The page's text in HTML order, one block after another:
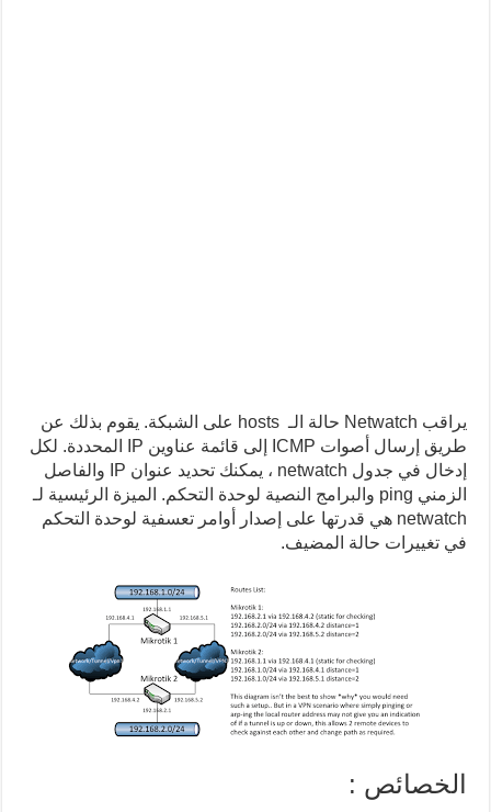
يراقب Netwatch حالة الـ hosts على الشبكة. يقوم بذلك عن
طريق إرسال أصوات ICMP إلى قائمة عناوين IP المحددة. لكل
إدخال في جدول netwatch ، يمكنك تحديد عنوان IP والفاصل
الزمني ping والبرامج النصية لوحدة التحكم. الميزة الرئيسية لـ
netwatch هي قدرتها على إصدار أوامر تعسفية لوحدة التحكم
في تغييرات حالة المضيف.
الخصائص :